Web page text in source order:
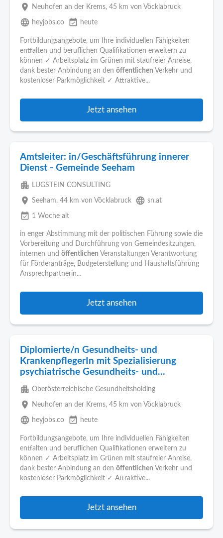
place Neuhofen an der Krems, 45 km von Vöcklabruck
language heyjobs.co event_available heute
Fortbildungsangebote, um Ihre individuellen Fähigkeiten
entfalten und beruflichen Qualifikationen erweitern zu
können ✓ Arbeitsplatz im Grünen mit staufreier Anreise,
dank bester Anbindung an den öffentlichen Verkehr und
kostenloser Parkmöglichkeit ✓ Attraktive...
Jetzt ansehen
Amtsleiter: in/Geschäftsführung innerer
Dienst - Gemeinde Seeham
apartment LUGSTEIN CONSULTING
place Seeham, 44 km von Vöcklabruck language sn.at
event_available 1 Woche alt
in enger Abstimmung mit der politischen Führung sowie die
Vorbereitung und Durchführung von Gemeindesitzungen,
internen und öffentlichen Veranstaltungen Verantwortung
für Förderanträge, Budgeterstellung und Haushaltsführung
Ansprechpartnerin...
Jetzt ansehen
Diplomierte/n Gesundheits- und
KrankenpflegerIn mit Spezialisierung
psychiatrische Gesundheits- und...
apartment Oberösterreichische Gesundheitsholding
place Neuhofen an der Krems, 45 km von Vöcklabruck
language heyjobs.co event_available heute
Fortbildungsangebote, um Ihre individuellen Fähigkeiten
entfalten und beruflichen Qualifikationen erweitern zu
können ✓ Arbeitsplatz im Grünen mit staufreier Anreise,
dank bester Anbindung an den öffentlichen Verkehr und
kostenloser Parkmöglichkeit ✓ Attraktive...
Jetzt ansehen